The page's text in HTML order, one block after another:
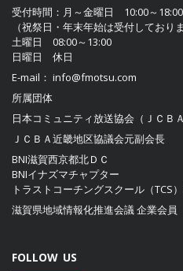
受付時間：月～金曜日 10:00～18:00
（祝祭日・年末年始は受付しており
土曜日 08:00～13:00
日曜日 休日
E-mail： info@fmotsu.com
所属団体
日本コミュニティ放送協会（ＪＣＢＡ
ＪＣＢＡ近畿地区協議会元副会長
BNI滋賀西京都北ＤＣ
BNIイナズマチャプター
トラストコーチングスクール（TCS
滋賀県地域情報化推進会議企業会員
FOLLOW US